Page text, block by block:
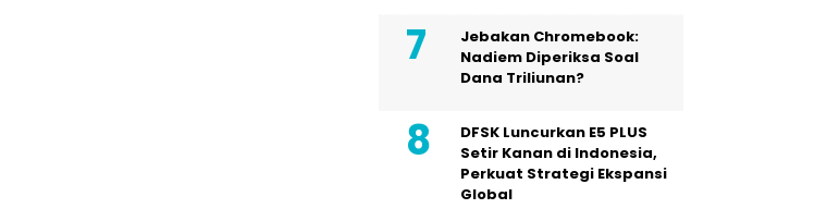
Jebakan Chromebook:
Nadiem Diperiksa Soal
Dana Triliunan?
DFSK Luncurkan E5 PLUS
Setir Kanan di Indonesia,
Perkuat Strategi Ekspansi
Global